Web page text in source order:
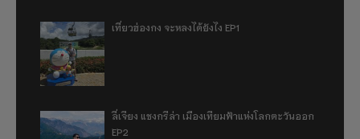
เที่ยวฮ่องกง จะหลงได้ยังไง EP1
ลี่เจียง แชงกรีล่า เมืองเทียมฟ้าแห่งโลกตะวันออก
EP2